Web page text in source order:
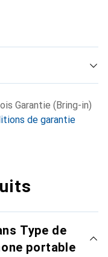
Garantie (Bring-in)
de garantie
Type de
portable